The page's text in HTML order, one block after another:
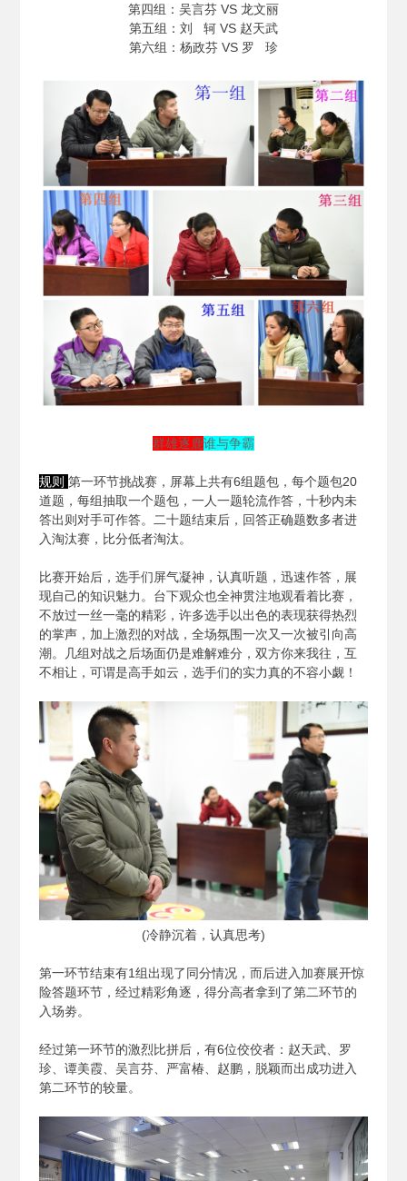
第四组：吴言芬 VS 龙文丽
第五组：刘 轲 VS 赵天武
第六组：杨政芬 VS 罗 珍
群雄逐鹿谁与争霸
规则 第一环节挑战赛，屏幕上共有6组题包，每个题包20
道题，每组抽取一个题包，一人一题轮流作答，十秒内未
答出则对手可作答。二十题结束后，回答正确题数多者进
入淘汰赛，比分低者淘汰。
比赛开始后，选手们屏气凝神，认真听题，迅速作答，展
现自己的知识魅力。台下观众也全神贯注地观看着比赛，
不放过一丝一毫的精彩，许多选手以出色的表现获得热烈
的掌声，加上激烈的对战，全场氛围一次又一次被引向高
潮。几组对战之后场面仍是难解难分，双方你来我往，互
不相让，可谓是高手如云，选手们的实力真的不容小觑！
(冷静沉着，认真思考)
第一环节结束有1组出现了同分情况，而后进入加赛展开惊
险答题环节，经过精彩角逐，得分高者拿到了第二环节的
入场劵。
经过第一环节的激烈比拼后，有6位佼佼者：赵天武、罗
珍、谭美霞、吴言芬、严富椿、赵鹏，脱颖而出成功进入
第二环节的较量。